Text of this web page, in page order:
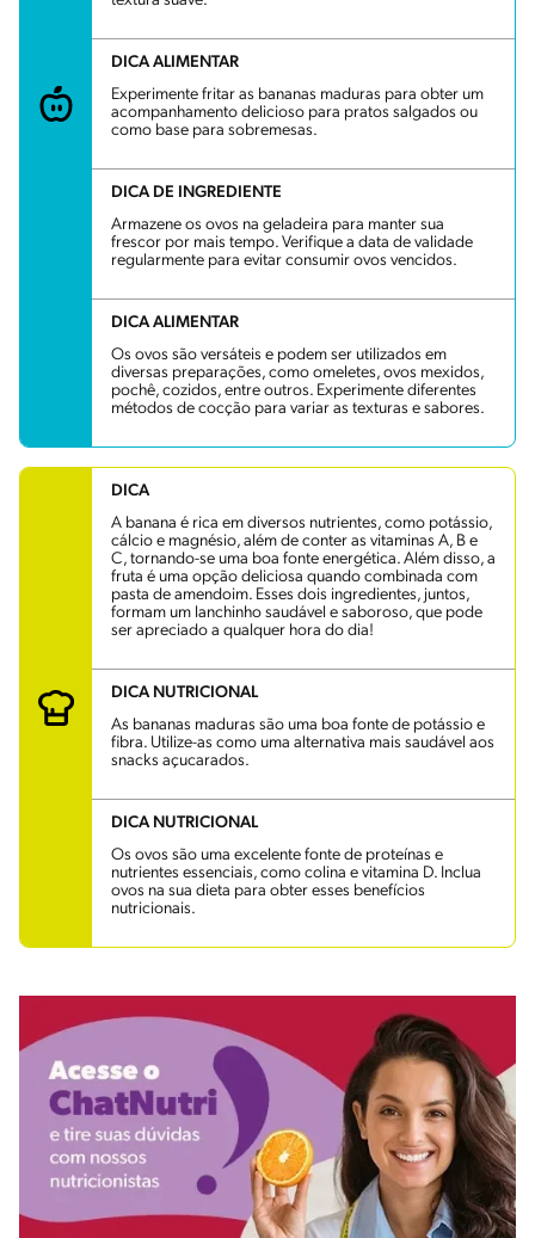
DICA ALIMENTAR
Experimente fritar as bananas maduras para obter um
acompanhamento delicioso para pratos salgados ou
como base para sobremesas.
DICA DE INGREDIENTE
Armazene os ovos na geladeira para manter sua
frescor por mais tempo. Verifique a data de validade
regularmente para evitar consumir ovos vencidos.
DICA ALIMENTAR
Os ovos são versáteis e podem ser utilizados em
diversas preparações, como omeletes, ovos mexidos,
pochê, cozidos, entre outros. Experimente diferentes
métodos de cocção para variar as texturas e sabores.
DICA
A banana é rica em diversos nutrientes, como potássio,
cálcio e magnésio, além de conter as vitaminas A, B e
C, tornando-se uma boa fonte energética. Além disso, a
fruta é uma opção deliciosa quando combinada com
pasta de amendoim. Esses dois ingredientes, juntos,
formam um lanchinho saudável e saboroso, que pode
ser apreciado a qualquer hora do dia!
DICA NUTRICIONAL
As bananas maduras são uma boa fonte de potássio e
fibra. Utilize-as como uma alternativa mais saudável aos
snacks açucarados.
DICA NUTRICIONAL
Os ovos são uma excelente fonte de proteínas e
nutrientes essenciais, como colina e vitamina D. Inclua
ovos na sua dieta para obter esses benefícios
nutricionais.